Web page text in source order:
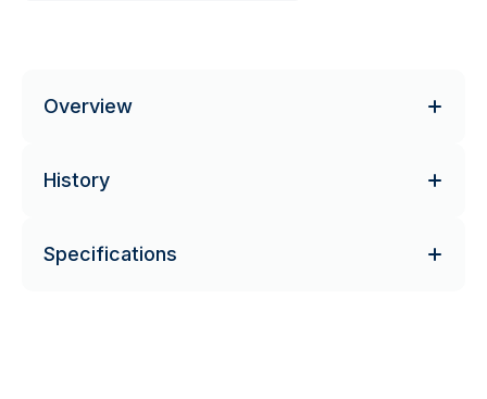
Overview
History
Specifications